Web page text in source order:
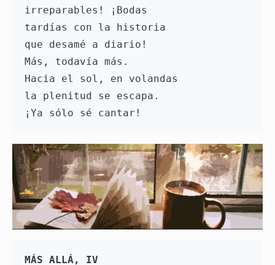
irreparables! ¡Bodas
tardías con la historia
que desamé a diario!
Más, todavía más.
Hacia el sol, en volandas
la plenitud se escapa.
¡Ya sólo sé cantar!
MÁS ALLÁ, IV